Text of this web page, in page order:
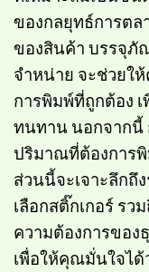
ของกลยุทธ์การต
ของสินค้า บรรจุภั
จำหน่าย จะช่วยใ
การพิมพ์ที่ถูกต้อง
ทนทาน นอกจากนี้
ปริมาณที่ต้องการ
ส่วนนี้จะเจาะลึกถึ
เลือกสติ๊กเกอร์ ร
ความต้องการของ
เพื่อให้คุณมั่นใจได้